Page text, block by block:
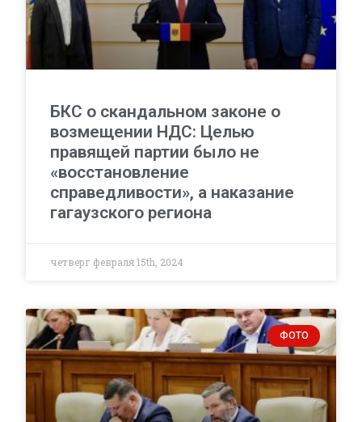
БКС о скандальном законе о
возмещении НДС: Целью
правящей партии было не
«восстановление
справедливости», а наказание
гагаузского региона
четверг февраля 15th, 2024
ФОТО